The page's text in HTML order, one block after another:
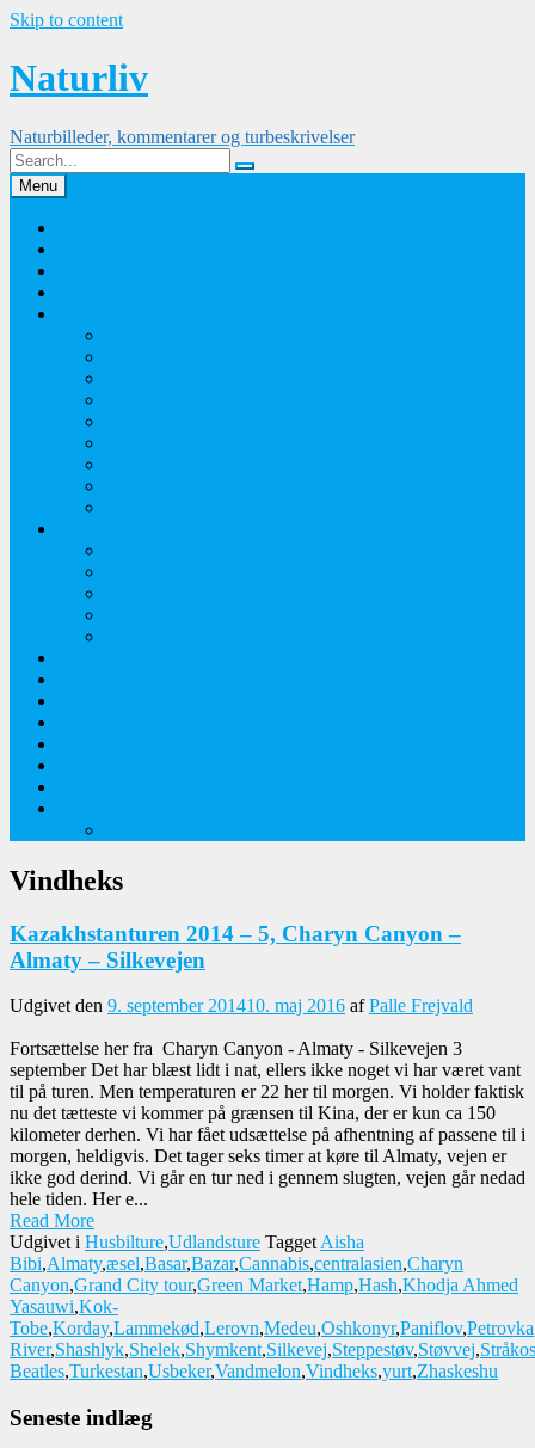
Skip to content
Naturliv
Naturbilleder, kommentarer og turbeskrivelser
Menu
Vindheks
Kazakhstanturen 2014 – 5, Charyn Canyon –
Almaty – Silkevejen
Udgivet den 9. september 201410. maj 2016 afPalle Frejvald
Fortsættelse her fra Charyn Canyon - Almaty - Silkevejen 3
september Det har blæst lidt i nat, ellers ikke noget vi har været vant
til på turen. Men temperaturen er 22 her til morgen. Vi holder faktisk
nu det tætteste vi kommer på grænsen til Kina, der er kun ca 150
kilometer derhen. Vi har fået udsættelse på afhentning af passene til i
morgen, heldigvis. Det tager seks timer at køre til Almaty, vejen er
ikke god derind. Vi går en tur ned i gennem slugten, vejen går nedad
hele tiden. Her e...
Read More
Udgivet i Husbilture,Udlandsture TaggetAisha
Bibi,Almaty,æsel,Basar,Bazar,Cannabis,centralasien,Charyn
Canyon,Grand City tour,Green Market,Hamp,Hash,Khodja Ahmed
Yasauwi,Kok-
Tobe,Korday,Lammekød,Lerovn,Medeu,Oshkonyr,Paniflov,Petrovka
River,Shashlyk,Shelek,Shymkent,Silkevej,Steppestøv,Støvvej,
Beatles,Turkestan,Usbeker,Vandmelon,Vindheks,yurt,Zhaskeshu
Seneste indlæg